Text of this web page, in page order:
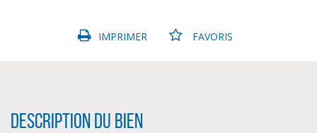
IMPRIMER FAVORIS
Description du bien